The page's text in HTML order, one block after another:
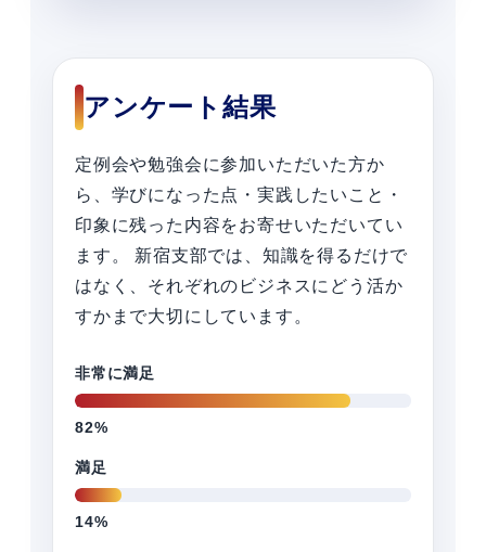
アンケート結果
定例会や勉強会に参加いただいた方か
ら、学びになった点・実践したいこと・
印象に残った内容をお寄せいただいてい
ます。 新宿支部では、知識を得るだけで
はなく、それぞれのビジネスにどう活か
すかまで大切にしています。
非常に満足
82%
満足
14%